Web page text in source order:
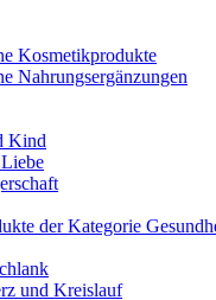
Kosmetikprodukte
Nahrungsergänzungen
Kind
der Kategorie
und Kreislauf